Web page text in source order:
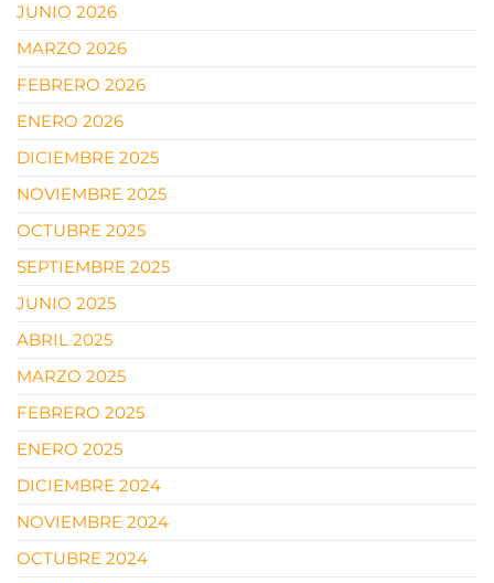
JUNIO 2026
MARZO 2026
FEBRERO 2026
ENERO 2026
DICIEMBRE 2025
NOVIEMBRE 2025
OCTUBRE 2025
SEPTIEMBRE 2025
JUNIO 2025
ABRIL 2025
MARZO 2025
FEBRERO 2025
ENERO 2025
DICIEMBRE 2024
NOVIEMBRE 2024
OCTUBRE 2024